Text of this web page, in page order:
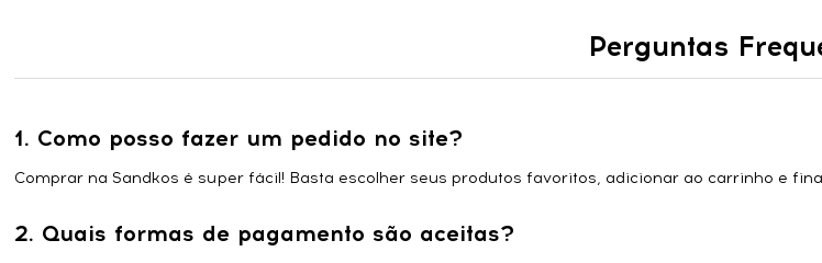
Perguntas
1. Como posso fazer um pedido no site?
Comprar na Sandkos é super fácil! Basta escolher seus produtos favoritos, adicionar ao carrinho e
2. Quais formas de pagamento são aceitas?